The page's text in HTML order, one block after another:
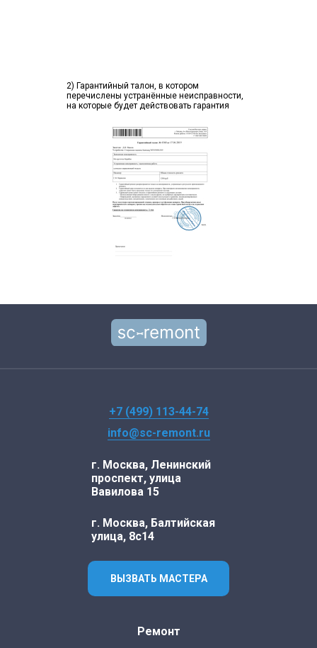
2) Гарантийный талон, в котором
перечислены устранённые неисправности,
на которые будет действовать гарантия
+7 (499) 113-44-74
info@sc-remont.ru
г. Москва, Ленинский
проспект, улица
Вавилова 15
г. Москва, Балтийская
улица, 8с14
ВЫЗВАТЬ МАСТЕРА
Ремонт